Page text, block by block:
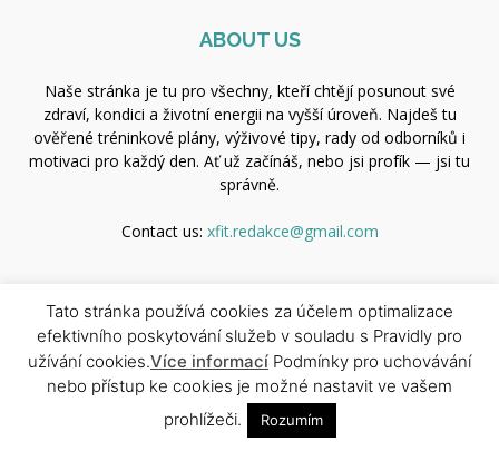
ABOUT US
Naše stránka je tu pro všechny, kteří chtějí posunout své
zdraví, kondici a životní energii na vyšší úroveň. Najdeš tu
ověřené tréninkové plány, výživové tipy, rady od odborníků i
motivaci pro každý den. Ať už začínáš, nebo jsi profík — jsi tu
správně.
Contact us: xfit.redakce@gmail.com
FOLLOW US
Tato stránka používá cookies za účelem optimalizace
efektivního poskytování služeb v souladu s Pravidly pro
užívání cookies.Více informací Podmínky pro uchovávání
nebo přístup ke cookies je možné nastavit ve vašem
prohlížeči.
Rozumím